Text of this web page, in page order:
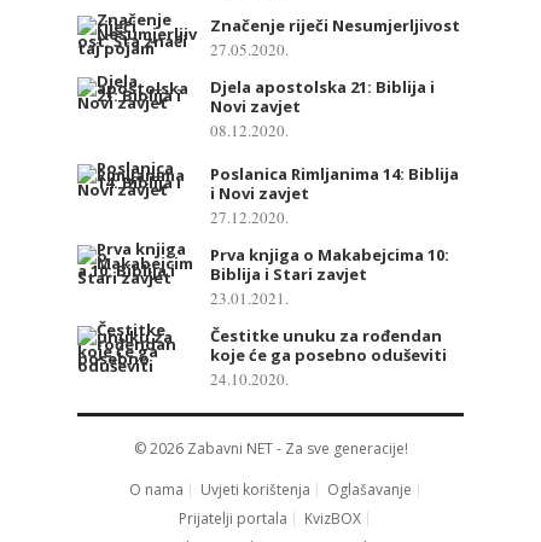
Značenje riječi Nesumjerljivost
27.05.2020.
Djela apostolska 21: Biblija i
Novi zavjet
08.12.2020.
Poslanica Rimljanima 14: Biblija
i Novi zavjet
27.12.2020.
Prva knjiga o Makabejcima 10:
Biblija i Stari zavjet
23.01.2021.
Čestitke unuku za rođendan
koje će ga posebno oduševiti
24.10.2020.
© 2026 Zabavni NET- Za sve generacije!
O nama
Uvjeti korištenja
Oglašavanje
Prijatelji portala
KvizBOX